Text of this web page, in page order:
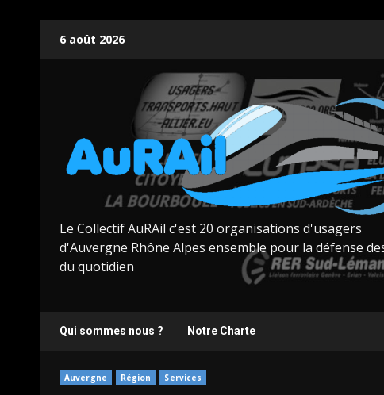
6 août 2026
Le Collectif AuRAil c'est 20 organisations d'usagers
d'Auvergne Rhône Alpes ensemble pour la défense
du quotidien
Qui sommes nous ? Notre Charte
Auvergne Région Services